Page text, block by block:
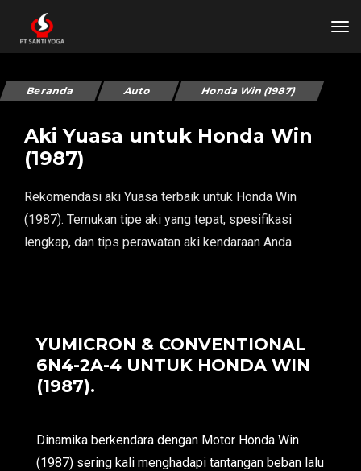
Beranda Auto Honda Win (1987)
Aki Yuasa untuk Honda Win
(1987)
Rekomendasi aki Yuasa terbaik untuk Honda Win
(1987). Temukan tipe aki yang tepat, spesifikasi
lengkap, dan tips perawatan aki kendaraan Anda.
YUMICRON & CONVENTIONAL
6N4-2A-4 UNTUK HONDA WIN
(1987).
Dinamika berkendara dengan Motor Honda Win
(1987) sering kali menghadapi tantangan beban lalu